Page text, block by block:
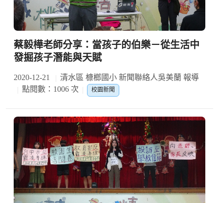
蔡毅樺老師分享：當孩子的伯樂－從生活中
發掘孩子潛能與天賦
2020-12-21
清水區 槺榔國小 新聞聯絡人吳美蘭 報導
點閱數：1006 次
校園新聞